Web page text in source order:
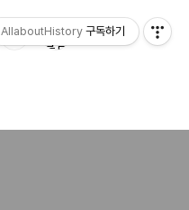
AllaboutHistory 구독하기